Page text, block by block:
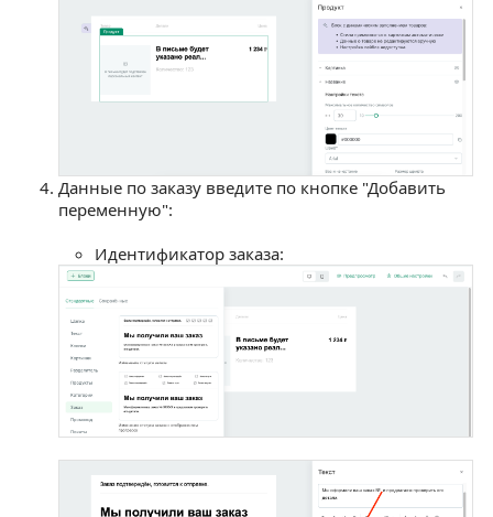
Данные по заказу введите по кнопке "Добавить
переменную":
Идентификатор заказа: